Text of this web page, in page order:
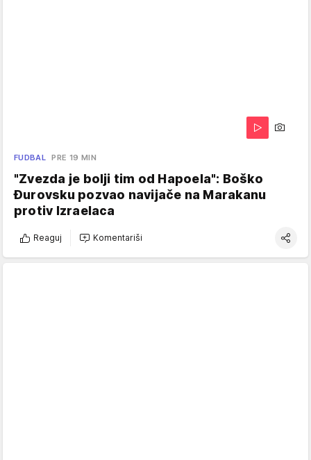
FUDBAL PRE 19 MIN
"Zvezda je bolji tim od Hapoela": Boško
Đurovsku pozvao navijače na Marakanu
protiv Izraelaca
Reaguj Komentariši